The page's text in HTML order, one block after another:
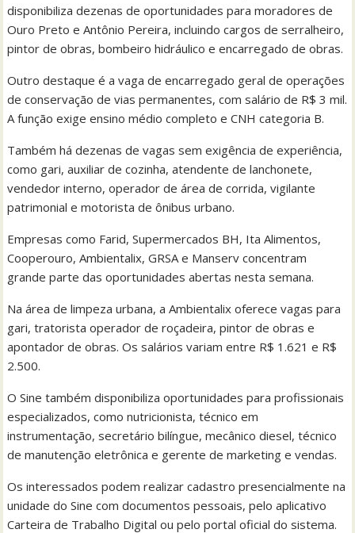
disponibiliza dezenas de oportunidades para moradores de
Ouro Preto e Antônio Pereira, incluindo cargos de serralheiro,
pintor de obras, bombeiro hidráulico e encarregado de obras.
Outro destaque é a vaga de encarregado geral de operações
de conservação de vias permanentes, com salário de R$ 3 mil.
A função exige ensino médio completo e CNH categoria B.
Também há dezenas de vagas sem exigência de experiência,
como gari, auxiliar de cozinha, atendente de lanchonete,
vendedor interno, operador de área de corrida, vigilante
patrimonial e motorista de ônibus urbano.
Empresas como Farid, Supermercados BH, Ita Alimentos,
Cooperouro, Ambientalix, GRSA e Manserv concentram
grande parte das oportunidades abertas nesta semana.
Na área de limpeza urbana, a Ambientalix oferece vagas para
gari, tratorista operador de roçadeira, pintor de obras e
apontador de obras. Os salários variam entre R$ 1.621 e R$
2.500.
O Sine também disponibiliza oportunidades para profissionais
especializados, como nutricionista, técnico em
instrumentação, secretário bilíngue, mecânico diesel, técnico
de manutenção eletrônica e gerente de marketing e vendas.
Os interessados podem realizar cadastro presencialmente na
unidade do Sine com documentos pessoais, pelo aplicativo
Carteira de Trabalho Digital ou pelo portal oficial do sistema.